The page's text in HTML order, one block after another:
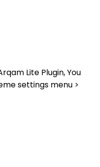
Lite Plugin, You
settings menu >